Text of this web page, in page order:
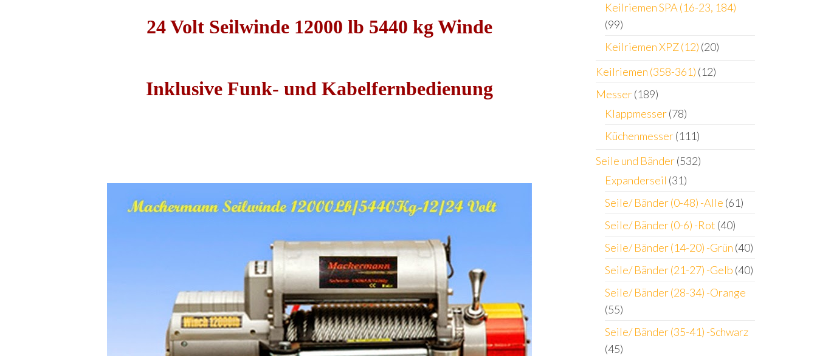
24 Volt Seilwinde 12000 lb 5440 kg Winde
Inklusive Funk- und Kabelfernbedienung
Keilriemen SPA (16-23, 184)
(99)
Keilriemen XPZ (12) (20)
Keilriemen (358-361) (12)
Messer (189)
Klappmesser (78)
Küchenmesser (111)
Seile und Bänder (532)
Expanderseil (31)
Seile/ Bänder (0-48) -Alle (61)
Seile/ Bänder (0-6) -Rot (40)
Seile/ Bänder (14-20) -Grün (40)
Seile/ Bänder (21-27) -Gelb (40)
Seile/ Bänder (28-34) -Orange
(55)
Seile/ Bänder (35-41) -Schwarz
(45)